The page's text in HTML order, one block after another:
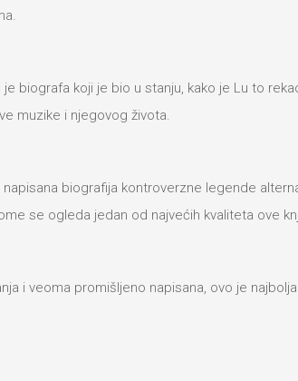
biografa koji je bio u stanju, kako je Lu to
muzike i njegovog života.
biografija kontroverzne legende
se ogleda jedan od najvećih kvaliteta ove
i veoma promišljeno napisana, ovo je